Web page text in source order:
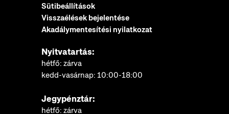
Sütibeállítások
Visszaélések bejelentése
Akadálymentesítési nyilatkozat
Nyitvatartás:
hétfő: zárva
kedd-vasárnap: 10:00-18:00
Jegypénztár:
hétfő: zárva